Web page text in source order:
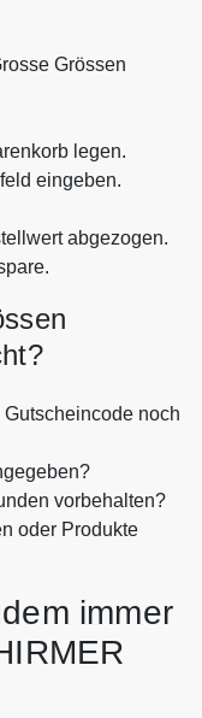
Grössen
legen.
eingeben.
abgezogen.
Gutscheincode noch
vorbehalten?
oder Produkte
immer